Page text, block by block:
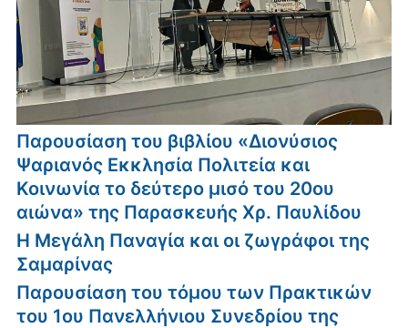
Παρουσίαση του βιβλίου «Διονύσιος
Ψαριανός Εκκλησία Πολιτεία και
Κοινωνία το δεύτερο μισό του 20ου
αιώνα» της Παρασκευής Χρ. Παυλίδου
Η Μεγάλη Παναγία και οι ζωγράφοι της
Σαμαρίνας
Παρουσίαση του τόμου των Πρακτικών
του 1ου Πανελλήνιου Συνεδρίου της